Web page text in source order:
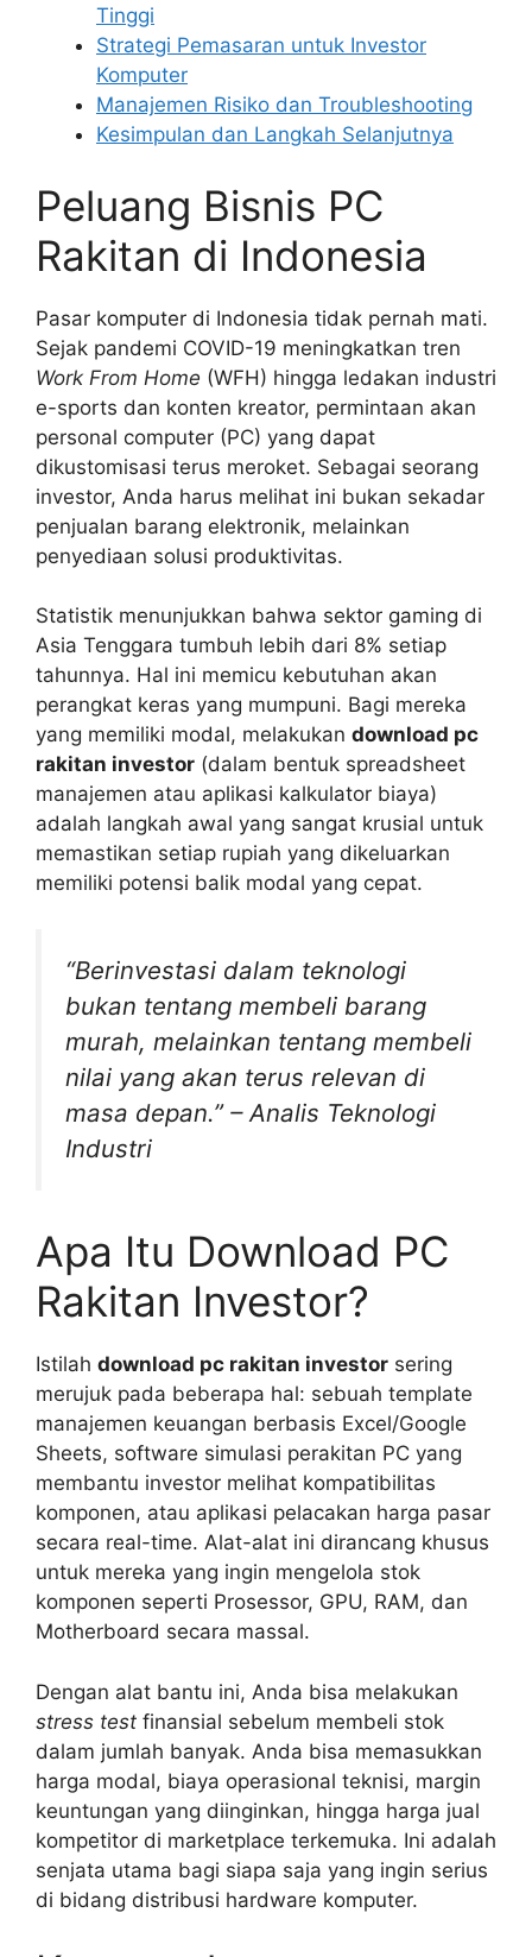
Tinggi
Strategi Pemasaran untuk Investor
Komputer
Manajemen Risiko dan Troubleshooting
Kesimpulan dan Langkah Selanjutnya
Peluang Bisnis PC
Rakitan di Indonesia
Pasar komputer di Indonesia tidak pernah mati.
Sejak pandemi COVID-19 meningkatkan tren
Work From Home (WFH) hingga ledakan industri
e-sports dan konten kreator, permintaan akan
personal computer (PC) yang dapat
dikustomisasi terus meroket. Sebagai seorang
investor, Anda harus melihat ini bukan sekadar
penjualan barang elektronik, melainkan
penyediaan solusi produktivitas.
Statistik menunjukkan bahwa sektor gaming di
Asia Tenggara tumbuh lebih dari 8% setiap
tahunnya. Hal ini memicu kebutuhan akan
perangkat keras yang mumpuni. Bagi mereka
yang memiliki modal, melakukan download pc
rakitan investor (dalam bentuk spreadsheet
manajemen atau aplikasi kalkulator biaya)
adalah langkah awal yang sangat krusial untuk
memastikan setiap rupiah yang dikeluarkan
memiliki potensi balik modal yang cepat.
“Berinvestasi dalam teknologi
bukan tentang membeli barang
murah, melainkan tentang membeli
nilai yang akan terus relevan di
masa depan.” – Analis Teknologi
Industri
Apa Itu Download PC
Rakitan Investor?
Istilah download pc rakitan investor sering
merujuk pada beberapa hal: sebuah template
manajemen keuangan berbasis Excel/Google
Sheets, software simulasi perakitan PC yang
membantu investor melihat kompatibilitas
komponen, atau aplikasi pelacakan harga pasar
secara real-time. Alat-alat ini dirancang khusus
untuk mereka yang ingin mengelola stok
komponen seperti Prosessor, GPU, RAM, dan
Motherboard secara massal.
Dengan alat bantu ini, Anda bisa melakukan
stress test finansial sebelum membeli stok
dalam jumlah banyak. Anda bisa memasukkan
harga modal, biaya operasional teknisi, margin
keuntungan yang diinginkan, hingga harga jual
kompetitor di marketplace terkemuka. Ini adalah
senjata utama bagi siapa saja yang ingin serius
di bidang distribusi hardware komputer.